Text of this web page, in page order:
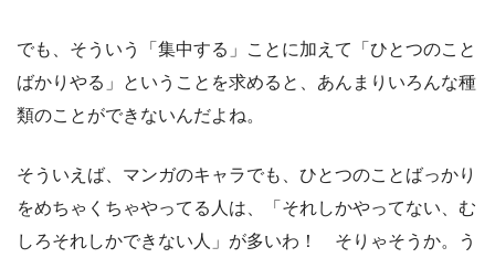
でも、そういう「集中する」ことに加えて「ひとつのこと
ばかりやる」ということを求めると、あんまりいろんな種
類のことができないんだよね。
そういえば、マンガのキャラでも、ひとつのことばっかり
をめちゃくちゃやってる人は、「それしかやってない、む
しろそれしかできない人」が多いわ！ そりゃそうか。う